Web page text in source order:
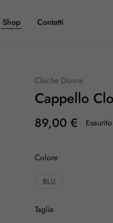
Shop Contatti
Cloche Donna
Cappello
89,00€ Esaurito
Colore
BLU
Taglia